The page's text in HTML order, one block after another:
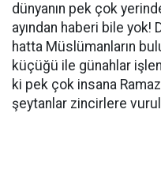
dünyanın pek çok
ayından haberi bile yok!
hatta Müslümanların
küçüğü ile günahlar
ki pek çok insana
şeytanlar zincirlere